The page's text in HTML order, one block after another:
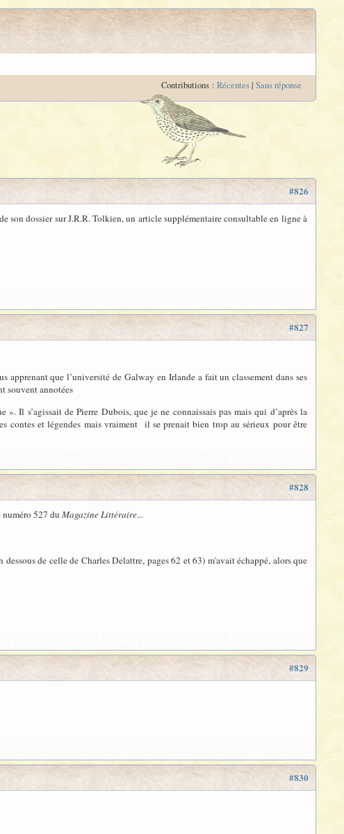
Contributions : Récentes| Sans réponse
#826
son dossier sur J.R.R. Tolkien, un article supplémentaire consultable en ligne à
#827
que l’université de Galway en Irlande a fait un classement dans ses
souvent annotées
Il s’agissait de Pierre Dubois, que je ne connaissais pas mais qui d’après la
contes et légendes mais vraiment il se prenait bien trop au sérieux pour être
#828
527 du Magazine Littéraire...
de celle de Charles Delattre, pages 62 et 63) m'avait échappé, alors que
#829
#830